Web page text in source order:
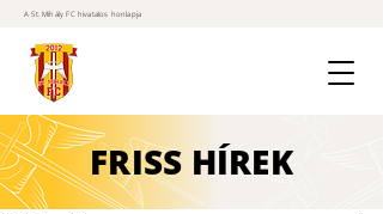
A St. Mihály FC hivatalos honlapja
FRISS HÍREK